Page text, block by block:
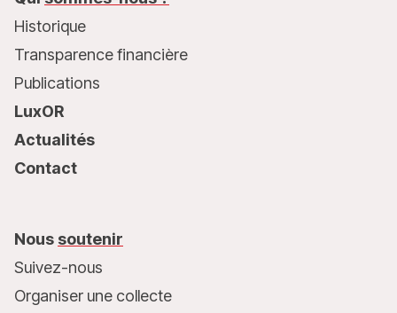
Historique
Transparence financière
Publications
LuxOR
Actualités
Contact
Nous soutenir
Suivez-nous
Organiser une collecte